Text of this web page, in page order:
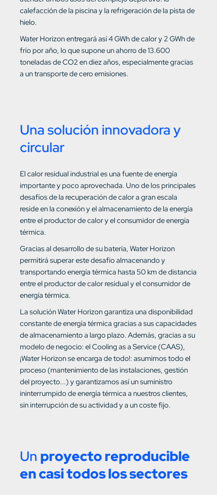
calefacción de la piscina y la refrigeración de la pista de
hielo.
Water Horizon entregará así 4 GWh de calor y 2 GWh de
frío por año, lo que supone un ahorro de 13.600
toneladas de CO2 en diez años, especialmente gracias
a un transporte de cero emisiones.
Una solución innovadora y
circular
El calor residual industrial es una fuente de energía
importante y poco aprovechada. Uno de los principales
desafíos de la recuperación de calor a gran escala
reside en la conexión y el almacenamiento de la energía
entre el productor de calor y el consumidor de energía
térmica.
Gracias al desarrollo de su batería, Water Horizon
permitirá superar este desafío almacenando y
transportando energía térmica hasta 50 km de distancia
entre el productor de calor residual y el consumidor de
energía térmica.
La solución Water Horizon garantiza una disponibilidad
constante de energía térmica gracias a sus capacidades
de almacenamiento a largo plazo. Además, gracias a su
modelo de negocio: el Cooling as a Service (CAAS),
¡Water Horizon se encarga de todo!: asumimos todo el
proceso (mantenimiento de las instalaciones, gestión
del proyecto...) y garantizamos así un suministro
ininterrumpido de energía térmica a nuestros clientes,
sin interrupción de su actividad y a un coste fijo.
Un proyecto reproducible
en casi todos los sectores